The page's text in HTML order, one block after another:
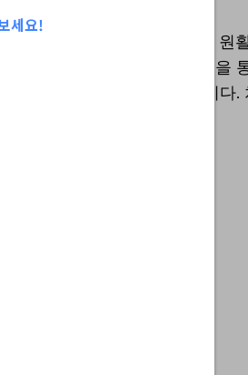
와 관련한 이용자의 고충을 원
공지사항(또는 개별공지)을
음의 목적을 위해 처리합니다.
세요!